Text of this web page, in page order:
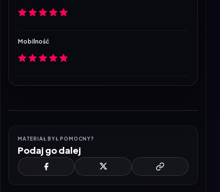
Mobilność
MATERIAŁ BYŁ POMOCNY?
Podaj go dalej